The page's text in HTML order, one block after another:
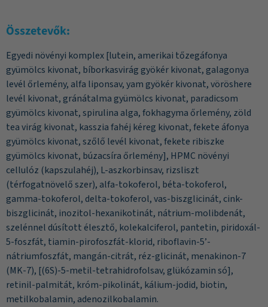
Összetevők:
Egyedi növényi komplex [lutein, amerikai tőzegáfonya
gyümölcs kivonat, bíborkasvirág gyökér kivonat, galagonya
levél őrlemény, alfa liponsav, yam gyökér kivonat, vöröshere
levél kivonat, gránátalma gyümölcs kivonat, paradicsom
gyümölcs kivonat, spirulina alga, fokhagyma őrlemény, zöld
tea virág kivonat, kasszia fahéj kéreg kivonat, fekete áfonya
gyümölcs kivonat, szőlő levél kivonat, fekete ribiszke
gyümölcs kivonat, búzacsíra őrlemény], HPMC növényi
cellulóz (kapszulahéj), L-aszkorbinsav, rizsliszt
(térfogatnövelő szer), alfa-tokoferol, béta-tokoferol,
gamma-tokoferol, delta-tokoferol, vas-biszglicinát, cink-
biszglicinát, inozitol-hexanikotinát, nátrium-molibdenát,
szelénnel dúsított élesztő, kolekalciferol, pantetin, piridoxál-
5-foszfát, tiamin-pirofoszfát-klorid, riboflavin-5’-
nátriumfoszfát, mangán-citrát, réz-glicinát, menakinon-7
(MK-7), [(6S)-5-metil-tetrahidrofolsav, glükózamin só],
retinil-palmitát, króm-pikolinát, kálium-jodid, biotin,
metilkobalamin, adenozilkobalamin.